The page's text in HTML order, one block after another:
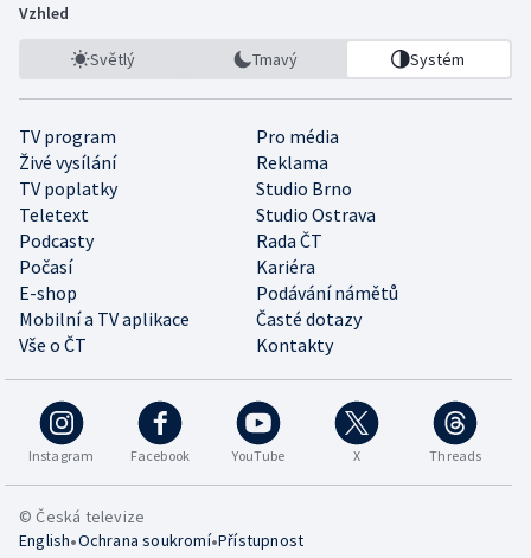
Vzhled
Světlý Tmavý Systém
TV program
Pro média
Živé vysílání
Reklama
TV poplatky
Studio Brno
Teletext
Studio Ostrava
Podcasty
Rada ČT
Počasí
Kariéra
E-shop
Podávání námětů
Mobilní a TV aplikace
Časté dotazy
Vše o ČT
Kontakty
Instagram Facebook YouTube X Threads
© Česká televize
English•Ochrana soukromí•Přístupnost